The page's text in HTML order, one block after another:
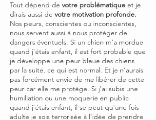
​Tout dépend de votre problématique et je
dirais aussi de votre motivation profonde.
Nos peurs, conscientes ou inconscientes,
nous servent aussi à nous protéger de
dangers éventuels. Si un chien m'a mordue
quand j'étais enfant, il est fort probable que
je développe une peur bleue des chiens
par la suite, ce qui est normal. Et je n'aurais
pas forcément envie de me libérer de cette
peur car elle me protège. Si j'ai subis une
humiliation ou une moquerie en public
quand j'étais enfant, il se peut qu'une fois
adulte je sois terrorisée à l'idée de prendre